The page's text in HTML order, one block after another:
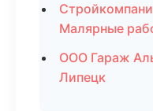
Малярные
ООО Гараж
Липецк